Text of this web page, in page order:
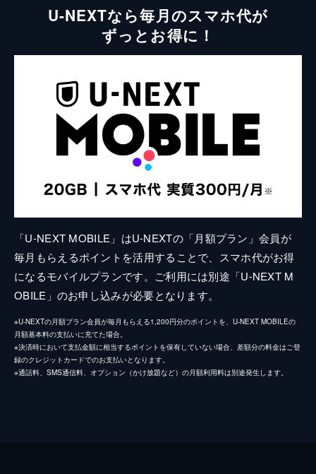
U-NEXTなら毎月のスマホ代が
ずっとお得に！
「U-NEXT MOBILE」はU-NEXTの「月額プラン」会員が
毎月もらえるポイントを活用することで、スマホ代がお得
になるモバイルプランです。ご利用には別途「U-NEXT M
OBILE」のお申し込みが必要となります。
※U-NEXTの月額プラン会員が毎月もらえる1,200円分のポイントを、U-NEXT MOBILEの
月額基本料の支払いに充てた場合。
※決済時において支払金額に相当するポイントを保有していない場合、差額分の料金はご登
録のクレジットカードでのお支払いとなります。
※通話料、SMS通信料、オプション（かけ放題など）の月額利用料は別途発生します。